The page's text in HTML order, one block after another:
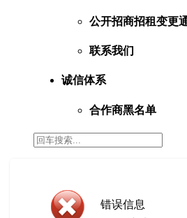
公开招商招租变更
联系我们
诚信体系
合作商黑名单
错误信息